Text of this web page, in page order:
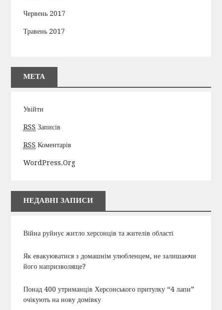
Червень 2017
Травень 2017
МЕТА
Увійти
RSS Записів
RSS Коментарів
WordPress.org
НЕДАВНІ ЗАПИСИ
Війна руйнує житло херсонців та жителів області
Як евакуюватися з домашнім улюбленцем, не залишаючи
його напризволяще?
Понад 400 утриманців Херсонського притулку “4 лапи”
очікують на нову домівку